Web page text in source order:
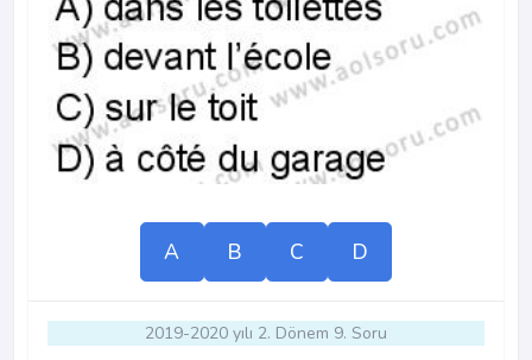
A B C D
2019-2020 yılı 2. Dönem 9. Soru